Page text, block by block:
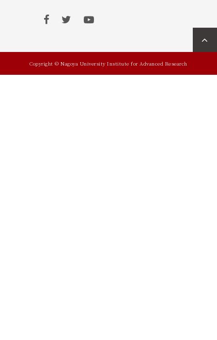
Copyright © Nagoya University Institute for Advanced Research